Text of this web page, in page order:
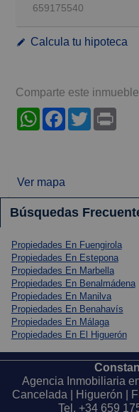
659175540
Calcula tu hipoteca
Comparte este inmueble
WhatsAppFacebook
Twitter
Ver mapa
Búsquedas
Propiedades En Fuengirola
Propiedades En Estepona
Propiedades En Marbella
Propiedades En Benalmádena
Propiedades En Manilva
Propiedades En Benahavís
Propiedades En Málaga
Propiedades En El Higuerón
Agencia Inmobiliaria
Cancelada | Higuerón |
Tel. +34 659